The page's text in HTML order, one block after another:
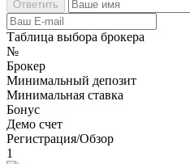
Таблица выбора брокера
№
Брокер
Минимальный депозит
Минимальная ставка
Бонус
Демо счет
Регистрация/Обзор
1